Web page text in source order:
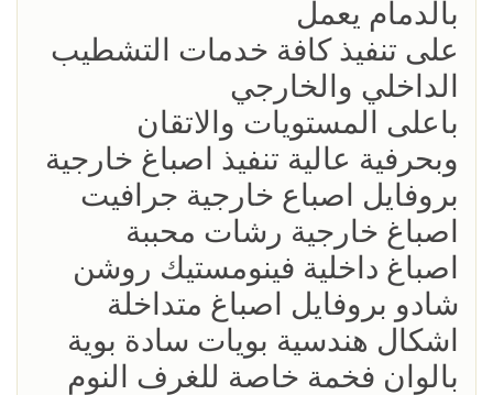
بالدمام يعمل
على تنفيذ كافة خدمات التشطيب
الداخلي والخارجي
باعلى المستويات والاتقان
وبحرفية عالية تنفيذ اصباغ خارجية
بروفايل اصباع خارجية جرافيت
اصباغ خارجية رشات محببة
اصباغ داخلية فينومستيك روشن
شادو بروفايل اصباغ متداخلة
اشكال هندسية بويات سادة بوية
بالوان فخمة خاصة للغرف النوم